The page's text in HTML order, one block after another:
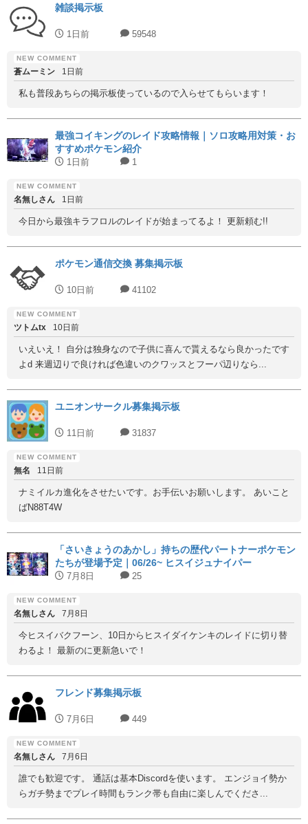
雑談掲示板
1日前 59548
蒼ムーミン 1日前
私も普段あちらの掲示板使っているので入らせてもらいます！
最強コイキングのレイド攻略情報｜ソロ攻略用対策・お
すすめポケモン紹介
1日前 1
名無しさん 1日前
今日から最強キラフロルのレイドが始まってるよ！ 更新頼む!!
ポケモン通信交換 募集掲示板
10日前 41102
ツトムtx 10日前
いえいえ！ 自分は独身なので子供に喜んで貰えるなら良かったです
よd 来週辺りで良ければ色違いのクワッスとフーパ辺りなら...
ユニオンサークル募集掲示板
11日前 31837
無名 11日前
ナミイルカ進化をさせたいです。お手伝いお願いします。 あいこと
ばN88T4W
「さいきょうのあかし」持ちの歴代パートナーポケモン
たちが登場予定｜06/26~ ヒスイジュナイパー
7月8日 25
名無しさん 7月8日
今ヒスイバクフーン、10日からヒスイダイケンキのレイドに切り替
わるよ！ 最新のに更新急いで！
フレンド募集掲示板
7月6日 449
名無しさん 7月6日
誰でも歓迎です。 通話は基本Discordを使います。 エンジョイ勢か
らガチ勢までプレイ時間もランク帯も自由に楽しんでくださ...